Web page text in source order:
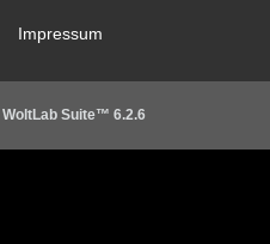
Impressum
WoltLab Suite™ 6.2.6